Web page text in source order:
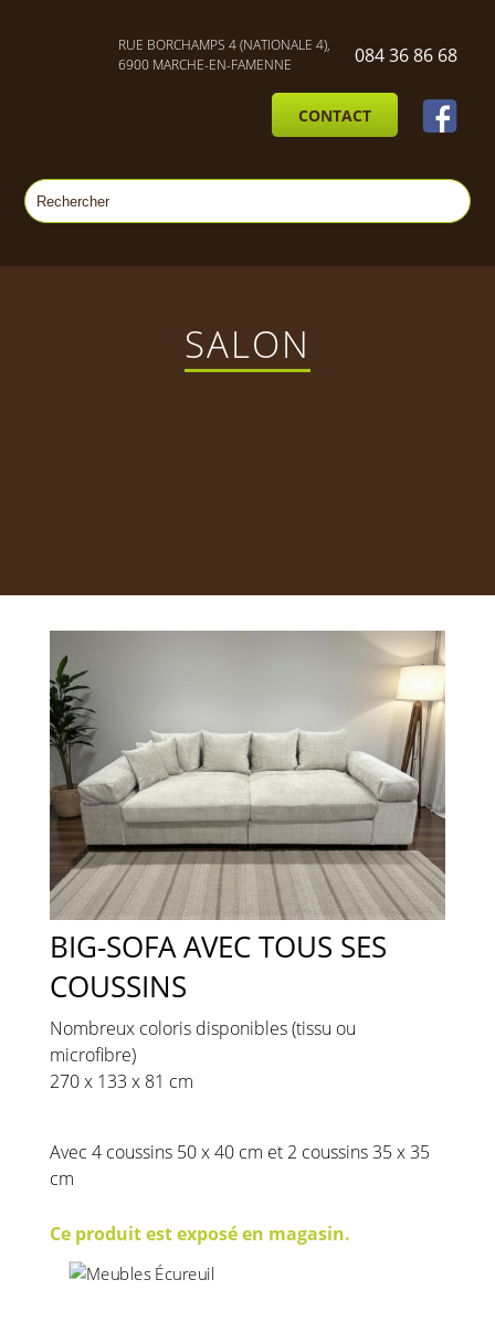
RUE BORCHAMPS 4 (NATIONALE 4),
6900 MARCHE-EN-FAMENNE
084 36 86 68
CONTACT
SALON
BIG-SOFA AVEC TOUS SES
COUSSINS
Nombreux coloris disponibles (tissu ou
microfibre)
270 x 133 x 81 cm
Avec 4 coussins 50 x 40 cm et 2 coussins 35 x 35
cm
Ce produit est exposé en magasin.